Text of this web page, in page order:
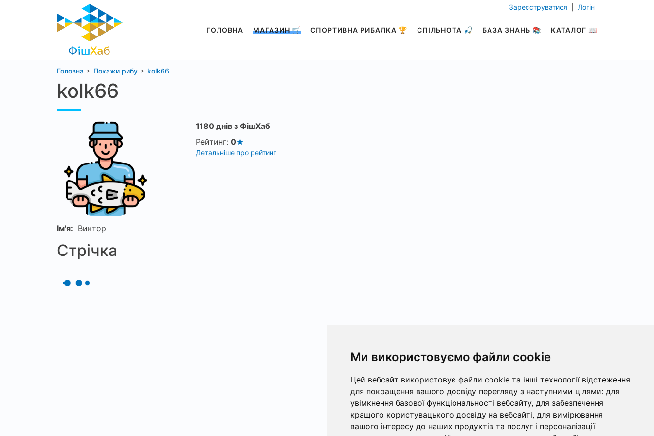
Ми використовуємо файли cookie
Цей вебсайт використовує файли cookie та інші технології відстеження
для покращення вашого досвіду перегляду з наступними цілями: для
увімкнення базової функціональності вебсайту, для забезпечення
кращого користувацького досвіду на вебсайті, для вимірювання
вашого інтересу до наших продуктів та послуг і персоналізації
ГОЛОВНА МАГАЗИН 🛒 СПОРТИВНА РИБАЛКА 🏆 СПІЛЬНОТА 🎣 БАЗА ЗНАНЬ 📚 КАТАЛОГ 📖
Зареєструватися Логін
Головна Покажи рибу kolk66
kolk66
1180 днів з ФішХаб
Рейтинг: 0
Детальніше про рейтинг
Ім'я: Виктор
Стрічка